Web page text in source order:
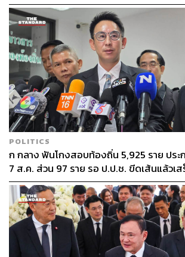
POLITICS
ก กลาง ฟันโกงสอบท้องถิ่น 5,925 ราย ปร
7 ส.ค. ส่วน 97 ราย รอ ป.ป.ช. ขีดเส้นแล้วเส